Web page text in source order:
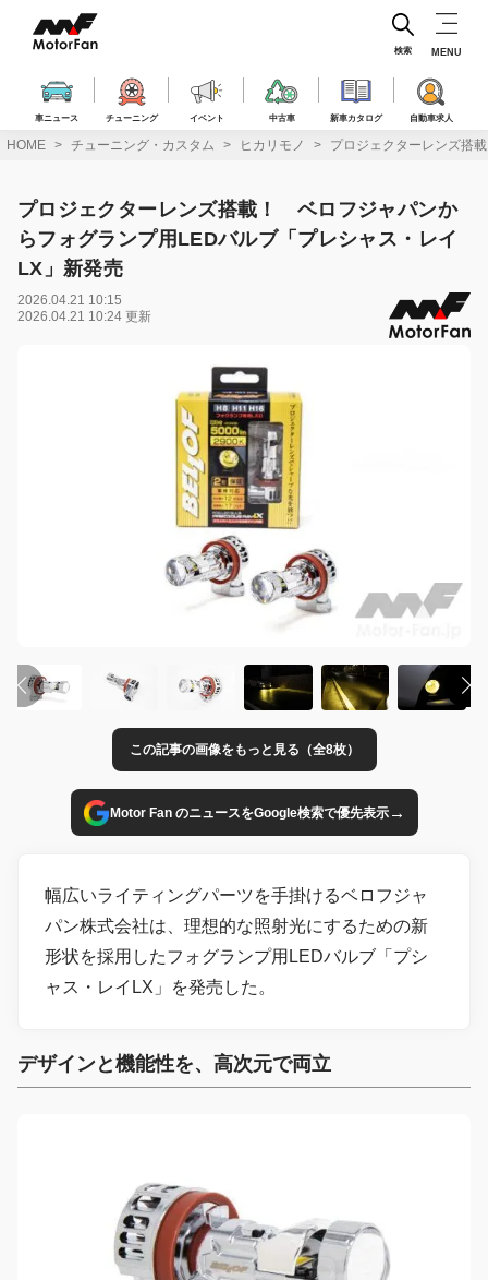
ス
車ニュース チューニング イベント 中古車 新車カタログ 自動車求人
検索 MENU
HOME チューニング・カスタム ヒカリモノ プロジェクターレンズ搭
プロジェクターレンズ搭載！ ベロフジャパンか
らフォグランプ用LEDバルブ「プレシャス・レイ
LX」新発売
2026.04.21 10:15
2026.04.21 10:24 更新
この記事の画像をもっと見る（全8枚）
Motor Fan のニュースをGoogle検索で優先表示→
幅広いライティングパーツを手掛けるベロフジャ
パン株式会社は、理想的な照射光にするための新
形状を採用したフォグランプ用LEDバルブ「プシ
ャス・レイLX」を発売した。
デザインと機能性を、高次元で両立